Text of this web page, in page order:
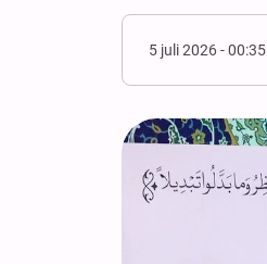
5 juli 2026 - 00:35